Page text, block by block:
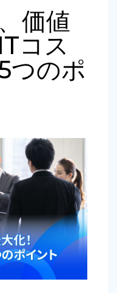
価値
コス
つのポ